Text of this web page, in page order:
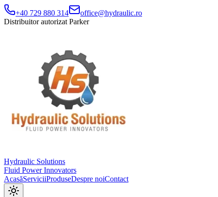
+40 729 880 314
office@hydraulic.ro
Distribuitor autorizat Parker
Hydraulic Solutions
Fluid Power Innovators
AcasăServiciiProduseDespre noiContact